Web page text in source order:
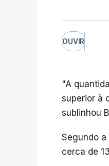
OUVIR
"A
superior à
sublinhou
Segundo
cerca de